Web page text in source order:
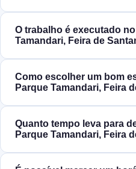
O trabalho é executado
Tamandari, Feira de
Como escolher um bom
Parque Tamandari, Feira
Quanto tempo leva para
Parque Tamandari, Feira